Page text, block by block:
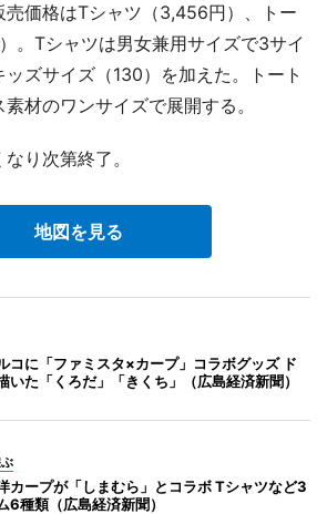
売価格はTシャツ（3,456円）、トー
。Tシャツは男女兼用サイズで3サイ
ズサイズ（130）を加えた。トート
材のワンサイズで展開する。
り次第終了。
地図を見る
コに「ファミスタ×カープ」コラボグッズ ド
いた「くろだ」「きくち」（広島経済新聞）
カープが「しまむら」とコラボ Tシャツなど3
6種類（広島経済新聞）